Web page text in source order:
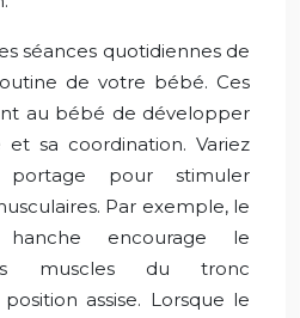
séances quotidiennes de
de votre bébé. Ces
au bébé de développer
sa coordination. Variez
pour stimuler
Par exemple, le
encourage le
muscles du tronc
assise. Lorsque le